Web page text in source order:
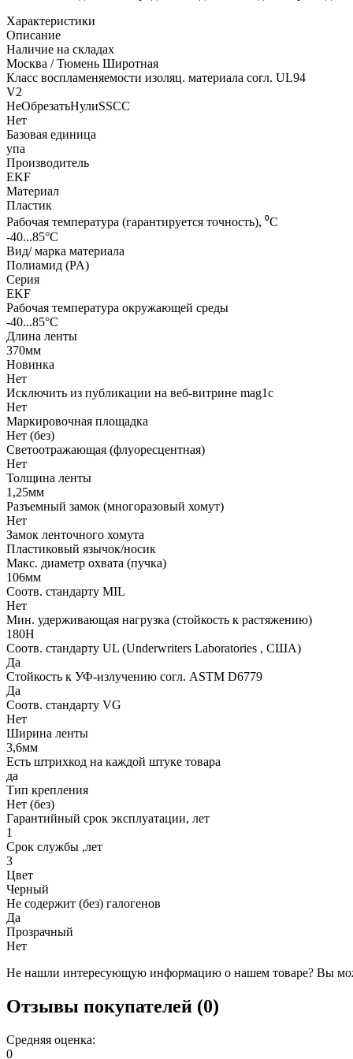
Характеристики
Описание
Наличие на складах
Москва / Тюмень Широтная
Класс воспламеняемости изоляц. материала согл. UL94
V2
НеОбрезатьНулиSSCC
Нет
Базовая единица
упа
Производитель
EKF
Материал
Пластик
Рабочая температура (гарантируется точность), ⁰С
-40...85°C
Вид/ марка материала
Полиамид (PA)
Серия
EKF
Рабочая температура окружающей среды
-40...85°C
Длина ленты
370мм
Новинка
Нет
Исключить из публикации на веб-витрине mag1c
Нет
Маркировочная площадка
Нет (без)
Светоотражающая (флуоресцентная)
Нет
Толщина ленты
1,25мм
Разъемный замок (многоразовый хомут)
Нет
Замок ленточного хомута
Пластиковый язычок/носик
Макс. диаметр охвата (пучка)
106мм
Соотв. стандарту MIL
Нет
Мин. удерживающая нагрузка (стойкость к растяжению)
180Н
Соотв. стандарту UL (Underwriters Laboratories , США)
Да
Стойкость к УФ-излучению согл. ASTM D6779
Да
Соотв. стандарту VG
Нет
Ширина ленты
3,6мм
Есть штрихкод на каждой штуке товара
да
Тип крепления
Нет (без)
Гарантийный срок эксплуатации, лет
1
Срок службы ,лет
3
Цвет
Черный
Не содержит (без) галогенов
Да
Прозрачный
Нет
Не нашли интересующую информацию о нашем товаре? Вы
Отзывы покупателей (0)
Средняя оценка:
0